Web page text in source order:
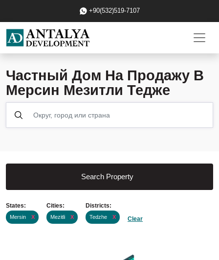
+90(532)519-7107
Частный Дом На Продажу В
Мерсин Мезитли Тедже
Search Property
States:
Mersin X
Cities:
Mezitli X
Districts:
Tedzhe X Clear